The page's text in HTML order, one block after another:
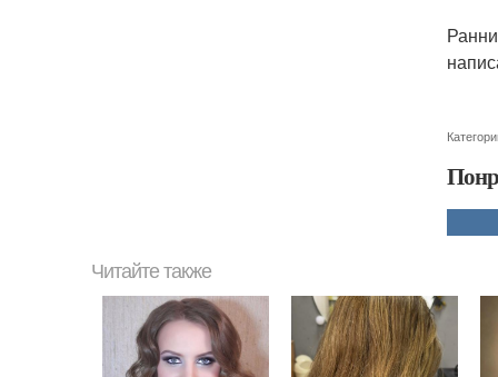
Читайте также